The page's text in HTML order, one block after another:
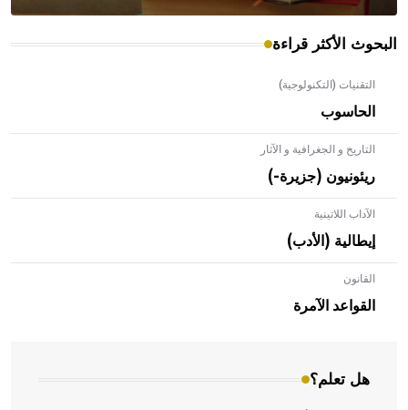
البحوث الأكثر قراءة
التقنيات (التكنولوجية)
الحاسوب
التاريخ و الجغرافية و الآثار
ريئونيون (جزيرة-)
الآداب اللاتينية
إيطالية (الأدب)
القانون
القواعد الآمرة
هل تعلم؟
- هل تعلم أن الأبلق نوع من الفنون الهندسية التي ارتبطت
بالعمارة الإسلامية في بلاد الشام ومصر خاصة، حيث يحرص
المعمار على بناء مداميكه وخاصة في الواجهات